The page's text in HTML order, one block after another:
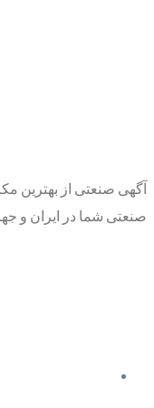
آگهی صنعتی از بهترین
صنعتی شما در ایران و